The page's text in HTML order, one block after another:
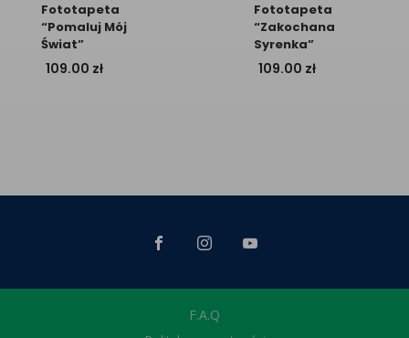
Fototapeta
“Pomaluj Mój
Świat”
109.00 zł
Fototapeta
“Zakochana
Syrenka”
109.00 zł
F.A.Q